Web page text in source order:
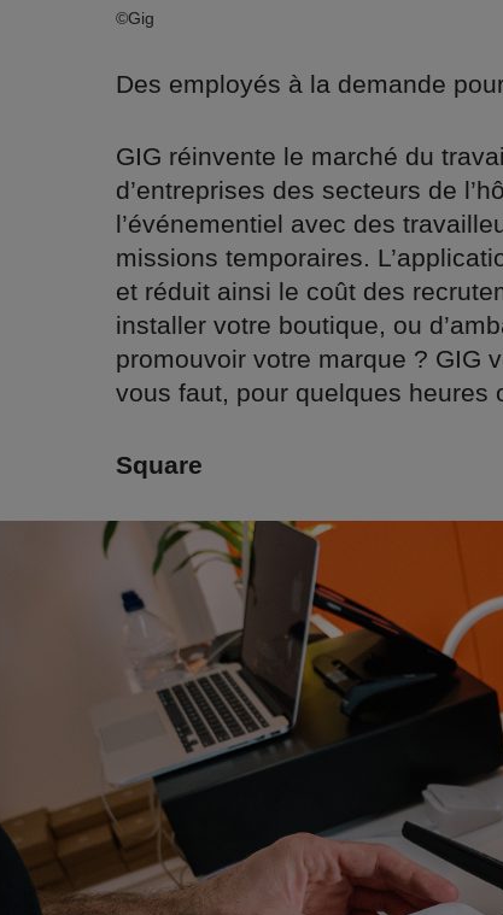
©Gig
Des employés à la demande
GIG réinvente le marché du
d’entreprises des secteurs de
l’événementiel avec des
missions temporaires.
et réduit ainsi le coût des
installer votre boutique, ou
promouvoir votre marque ? GIG
vous faut, pour quelques heures
Square